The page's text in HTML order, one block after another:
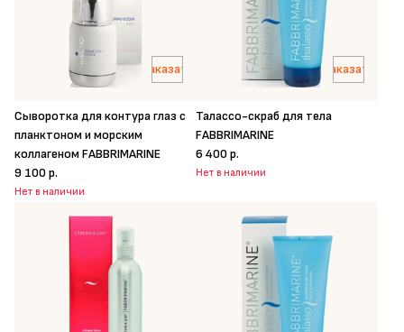
Заказать
Сыворотка для контура глаз с
планктоном и морским
коллагеном FABBRIMARINE
9 100 р.
Нет в наличии
Заказать
Талассо-скраб для тела
FABBRIMARINE
6 400 р.
Нет в наличии